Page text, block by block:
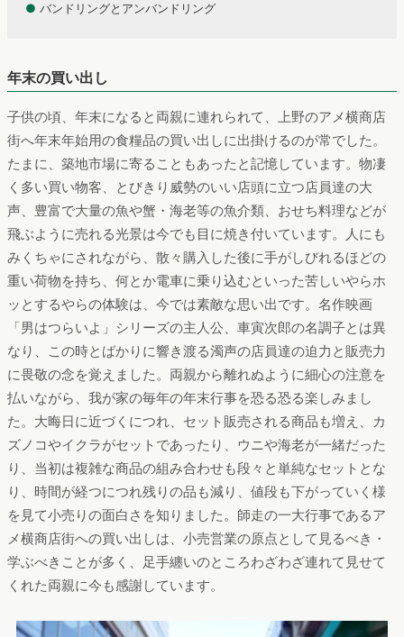
● バンドリングとアンバンドリング
年末の買い出し
子供の頃、年末になると両親に連れられて、上野のアメ横商店
街へ年末年始用の食糧品の買い出しに出掛けるのが常でした。
たまに、築地市場に寄ることもあったと記憶しています。物凄
く多い買い物客、とびきり威勢のいい店頭に立つ店員達の大
声、豊富で大量の魚や蟹・海老等の魚介類、おせち料理などが
飛ぶように売れる光景は今でも目に焼き付いています。人にも
みくちゃにされながら、散々購入した後に手がしびれるほどの
重い荷物を持ち、何とか電車に乗り込むといった苦しいやらホ
ッとするやらの体験は、今では素敵な思い出です。名作映画
「男はつらいよ」シリーズの主人公、車寅次郎の名調子とは異
なり、この時とばかりに響き渡る濁声の店員達の迫力と販売力
に畏敬の念を覚えました。両親から離れぬように細心の注意を
払いながら、我が家の毎年の年末行事を恐る恐る楽しみまし
た。大晦日に近づくにつれ、セット販売される商品も増え、カ
ズノコやイクラがセットであったり、ウニや海老が一緒だった
り、当初は複雑な商品の組み合わせも段々と単純なセットとな
り、時間が経つにつれ残りの品も減り、値段も下がっていく様
を見て小売りの面白さを知りました。師走の一大行事であるア
メ横商店街への買い出しは、小売営業の原点として見るべき・
学ぶべきことが多く、足手纏いのところわざわざ連れて見せて
くれた両親に今も感謝しています。